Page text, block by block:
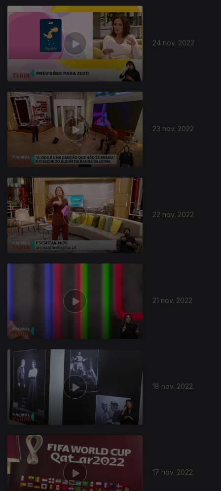
24 nov. 2022
23 nov. 2022
22 nov. 2022
654893
21 nov. 2022
18 nov. 2022
17 nov. 2022